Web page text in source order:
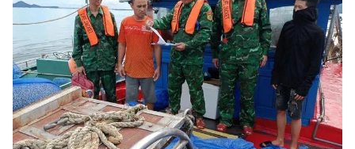
Video Magazine
Sản phẩm khác
Tiện ích Bạn cần biết